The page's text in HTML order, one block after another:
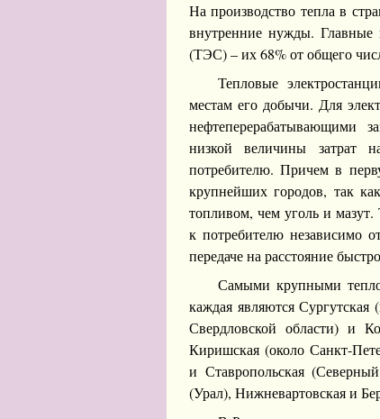
На производство тепла в
внутренние нужды. Главные
(ТЭС) – их 68% от общего
Тепловые
местам его добычи. Для
нефтеперерабатывающими
низкой величины затрат
потребителю. Причем в
крупнейших городов, так
топливом, чем уголь и
к потребителю независимо
передаче на расстояние
Самыми крупными
каждая являются
Свердловской области) и
Киришская (около Санкт-
и Ставропольская
(Урал), Нижневартовская и